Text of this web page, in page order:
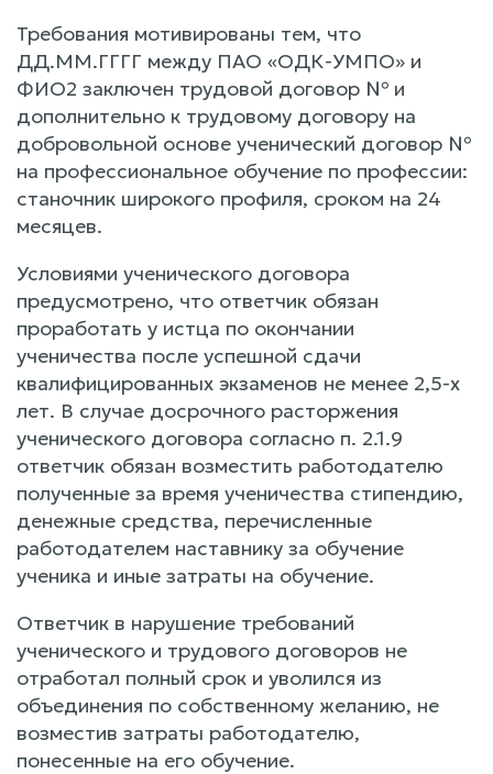
Требования мотивированы тем, что
ДД.ММ.ГГГГ между ПАО «ОДК-УМПО» и
ФИО2 заключен трудовой договор № и
дополнительно к трудовому договору на
добровольной основе ученический договор №
на профессиональное обучение по профессии:
станочник широкого профиля, сроком на 24
месяцев.
Условиями ученического договора
предусмотрено, что ответчик обязан
проработать у истца по окончании
ученичества после успешной сдачи
квалифицированных экзаменов не менее 2,5-х
лет. В случае досрочного расторжения
ученического договора согласно п. 2.1.9
ответчик обязан возместить работодателю
полученные за время ученичества стипендию,
денежные средства, перечисленные
работодателем наставнику за обучение
ученика и иные затраты на обучение.
Ответчик в нарушение требований
ученического и трудового договоров не
отработал полный срок и уволился из
объединения по собственному желанию, не
возместив затраты работодателю,
понесенные на его обучение.